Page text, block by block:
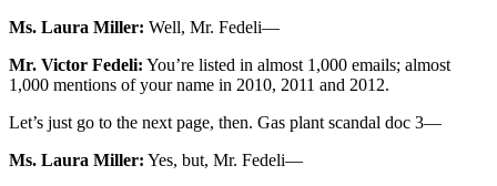
Ms. Laura Miller: Well, Mr. Fedeli—
Mr. Victor Fedeli: You’re listed in almost 1,000 emails; almost
1,000 mentions of your name in 2010, 2011 and 2012.
Let’s just go to the next page, then. Gas plant scandal doc 3—
Ms. Laura Miller: Yes, but, Mr. Fedeli—